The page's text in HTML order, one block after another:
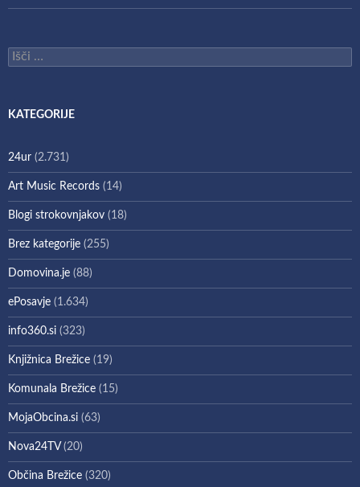
Išči:
KATEGORIJE
24ur (2.731)
Art Music Records (14)
Blogi strokovnjakov (18)
Brez kategorije (255)
Domovina.je (88)
ePosavje (1.634)
info360.si (323)
Knjižnica Brežice (19)
Komunala Brežice (15)
MojaObcina.si (63)
Nova24TV(20)
Občina Brežice (320)